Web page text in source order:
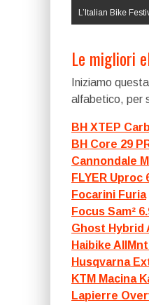
L’Italian Bike
Le migliori
Iniziamo
alfabetico, per
BH XTEP
BH Core 29
Cannondale
FLYER Uproc
Focarini Furia
Focus Sam²
Ghost Hybrid
Haibike
Husqvarna
KTM Macina
Lapierre